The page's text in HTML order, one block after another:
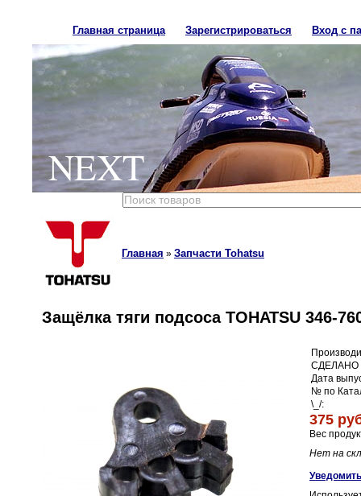
Главная страница Зарегистрироваться Вход с
NEXT
Главная » Запчасти Tohatsu
Защёлка тяги подсоса TOHATSU 346-
СДЕЛАНО
Дата
№ по
\_/:
375
Вес
Нет на